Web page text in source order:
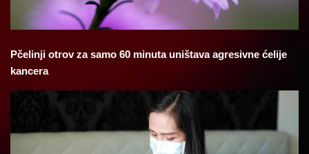
Pčelinji otrov za samo 60 minuta uništava agresivne ćelije
kancera